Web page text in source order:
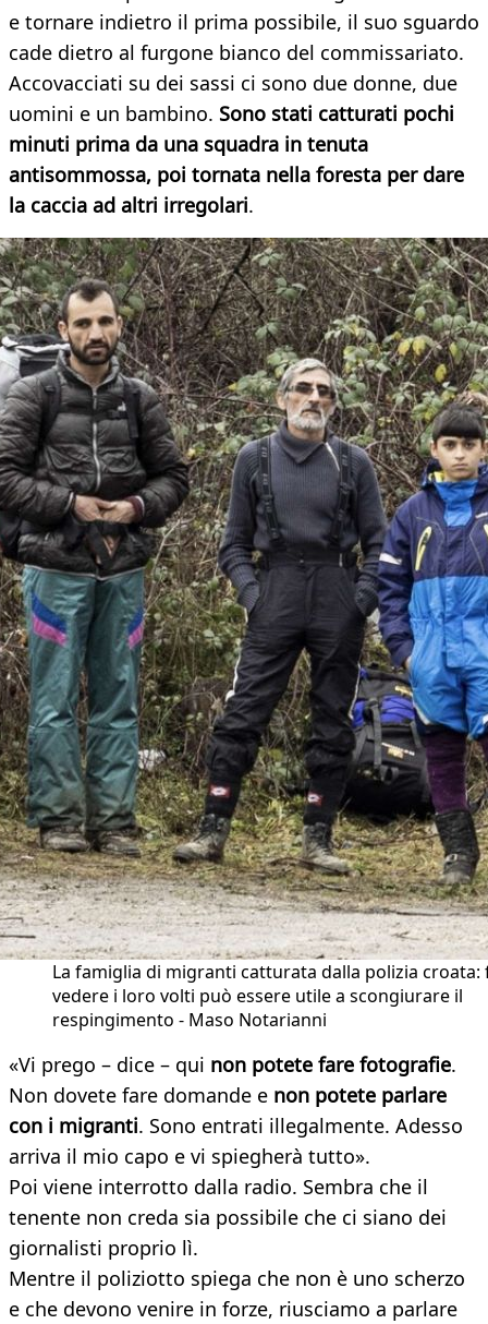
e tornare indietro il prima possibile, il suo sguardo
cade dietro al furgone bianco del commissariato.
Accovacciati su dei sassi ci sono due donne, due
uomini e un bambino. Sono stati catturati pochi
minuti prima da una squadra in tenuta
antisommossa, poi tornata nella foresta per dare
la caccia ad altri irregolari.
La famiglia di migranti catturata dalla polizia croata:
vedere i loro volti può essere utile a scongiurare il
respingimento - Maso Notarianni
«Vi prego – dice – qui non potete fare fotografie.
Non dovete fare domande e non potete parlare
con i migranti. Sono entrati illegalmente. Adesso
arriva il mio capo e vi spiegherà tutto».
Poi viene interrotto dalla radio. Sembra che il
tenente non creda sia possibile che ci siano dei
giornalisti proprio lì.
Mentre il poliziotto spiega che non è uno scherzo
e che devono venire in forze, riusciamo a parlare